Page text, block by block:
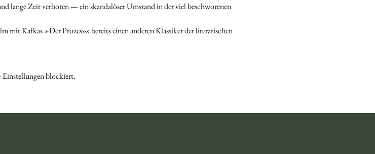
lange Zeit verboten — ein skandalöser Umstand in der viel beschworenen
mit Kafkas »Der Prozess« bereits einen anderen Klassiker der literarischen
blockiert.